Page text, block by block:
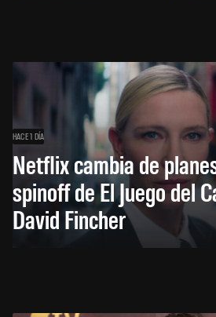
HACE 1 DÍA
Netflix cambia de
spinoff de El Juego del
David Fincher